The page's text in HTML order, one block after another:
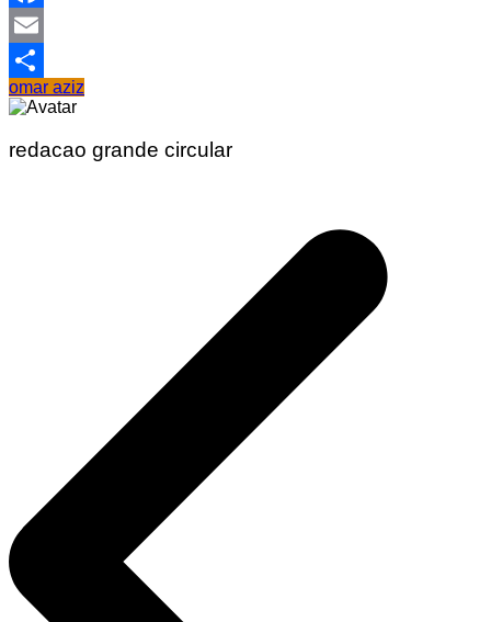
Facebook
Email
Share
omar aziz
redacao grande circular